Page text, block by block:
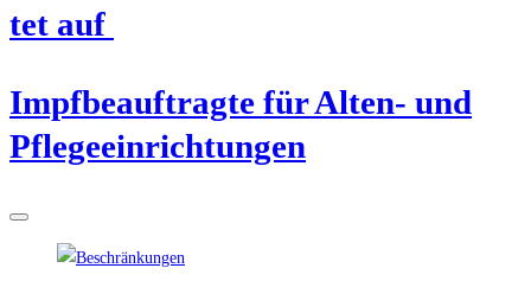
tet auf
Impf­be­auf­trag­te für Alten- und
Pflegeeinrichtungen